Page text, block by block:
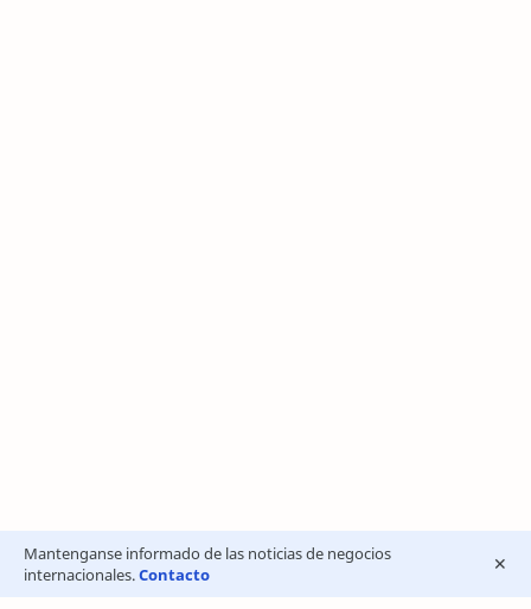
Mantenganse informado de las noticias de negocios
internacionales.Contacto